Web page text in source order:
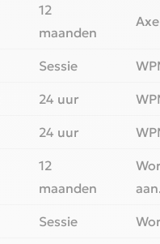
12
maanden
Sessie
24 uur
24 uur
12
maanden
aan.
Sessie